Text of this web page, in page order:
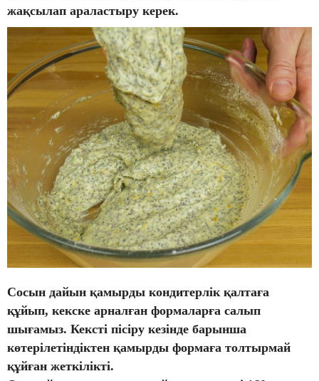
жақсылап араластыру керек.
Сосын дайын қамырды кондитерлік қалтаға
құйып, кекске арналған формаларға салып
шығамыз. Кексті пісіру кезінде барынша
көтерілетіндіктен қамырды формаға толтырмай
құйған жеткілікті.